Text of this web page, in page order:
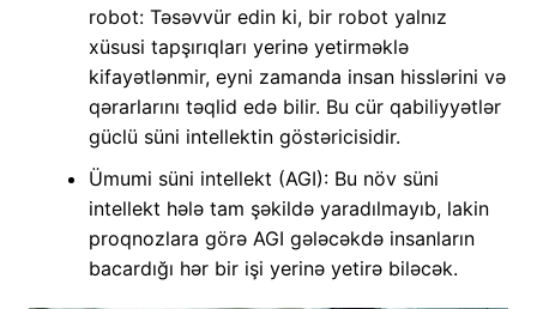
robot: Təsəvvür edin ki, bir robot yalnız
xüsusi tapşırıqları yerinə yetirməklə
kifayətlənmir, eyni zamanda insan hisslərini və
qərarlarını təqlid edə bilir. Bu cür qabiliyyətlər
güclü süni intellektin göstəricisidir.
Ümumi süni intellekt (AGI): Bu növ süni
intellekt hələ tam şəkildə yaradılmayıb, lakin
proqnozlara görə AGI gələcəkdə insanların
bacardığı hər bir işi yerinə yetirə biləcək.